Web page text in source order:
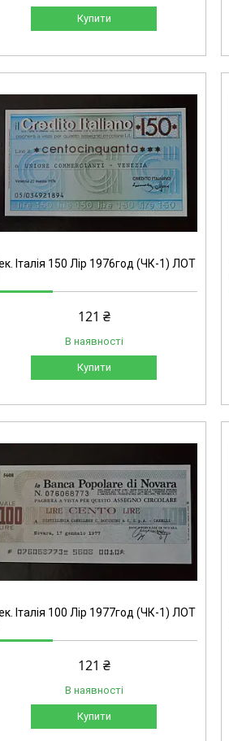
Купити
Італія 150 Лір 1976год (ЧК-1) ЛОТ
121 ₴
В наявності
Купити
Італія 100 Лір 1977год (ЧК-1) ЛОТ
121 ₴
В наявності
Купити